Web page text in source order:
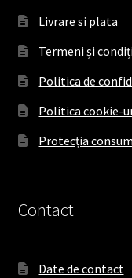
Livrare si plata
Termeni și
Politica de
Politica cookie-
Protecția
Contact
Date de contact